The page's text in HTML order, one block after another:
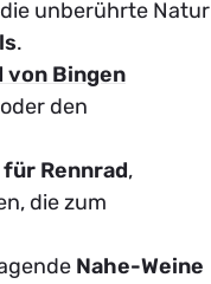
die unberührte Natur
.
von Bingen
oder den
Rennrad,
die zum
Nahe-Weine